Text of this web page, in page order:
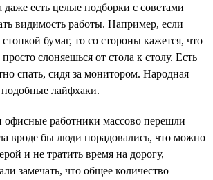
даже есть целые подборки с советами
видимость работы. Например, если
бумаг, то со стороны кажется, что
слоняешься от стола к столу. Есть
спать, сидя за монитором. Народная
подобные лайфхаки.
работники массово перешли
вроде бы люди порадовались, что можно
и не тратить время на дорогу,
замечать, что общее количество